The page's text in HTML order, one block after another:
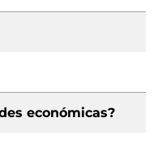
económicas?